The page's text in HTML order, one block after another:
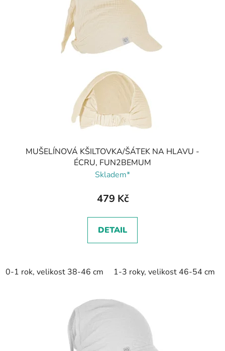
MUŠELÍNOVÁ KŠILTOVKA/ŠÁTEK NA HLAVU -
ÉCRU, FUN2BEMUM
Skladem*
479 Kč
DETAIL
0-1 rok, velikost 38-46 cm 1-3 roky, velikost 46-54 cm